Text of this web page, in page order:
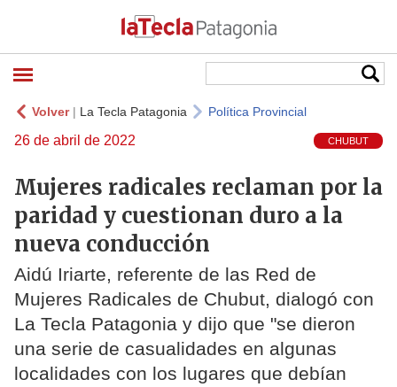
Volver| La Tecla Patagonia Política Provincial
26 de abril de 2022 CHUBUT
Mujeres radicales reclaman por la
paridad y cuestionan duro a la
nueva conducción
Aidú Iriarte, referente de las Red de
Mujeres Radicales de Chubut, dialogó con
La Tecla Patagonia y dijo que "se dieron
una serie de casualidades en algunas
localidades con los lugares que debían